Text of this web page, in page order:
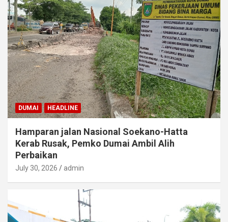
DUMAI HEADLINE
Hamparan jalan Nasional Soekano-Hatta
Kerab Rusak, Pemko Dumai Ambil Alih
Perbaikan
July 30, 2026 admin